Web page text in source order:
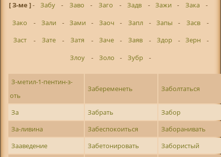
[ З-ме ]- Забу - Заво - Заго - Задв - Зажи - Зака
-
Зако
- Зали - Зами - Заоч - Запл - Запы - Засв
-
Заст
- Зате - Затя - Заче - Заяв - Здор - Зерн
-
Злоу
- Золо - Зубр -
З-метил-1-пентин-з-
оть
Забеременеть Заболтаться
За Забрать
Забор
За-ливина
Забеспокоиться
Заборанивать
Зааведение
Забетонировать
Забористый